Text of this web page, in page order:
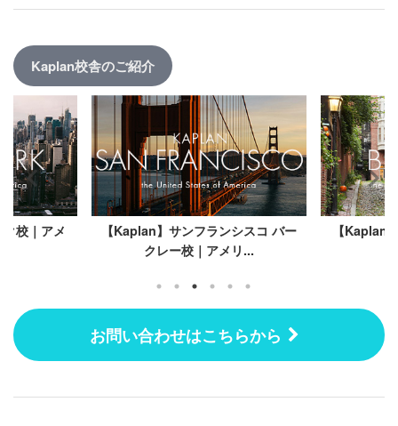
Kaplan校舎のご紹介
校｜アメ
【Kaplan】サンフランシスコ バー
クレー校｜アメリ...
【Kaplan
お問い合わせはこちらから